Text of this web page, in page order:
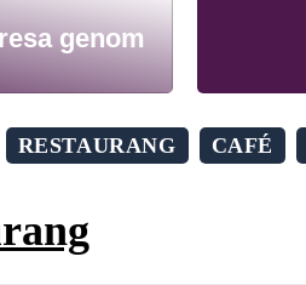
genom
RESTAURANG CAFÉ